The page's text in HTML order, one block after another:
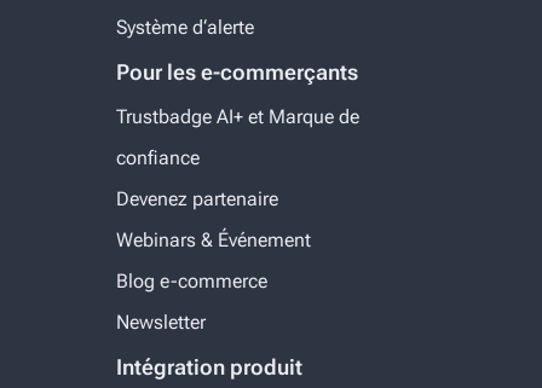
Système d‘alerte
Pour les e-commerçants
Trustbadge AI+ et Marque de
confiance
Devenez partenaire
Webinars & Événement
Blog e-commerce
Newsletter
Intégration produit